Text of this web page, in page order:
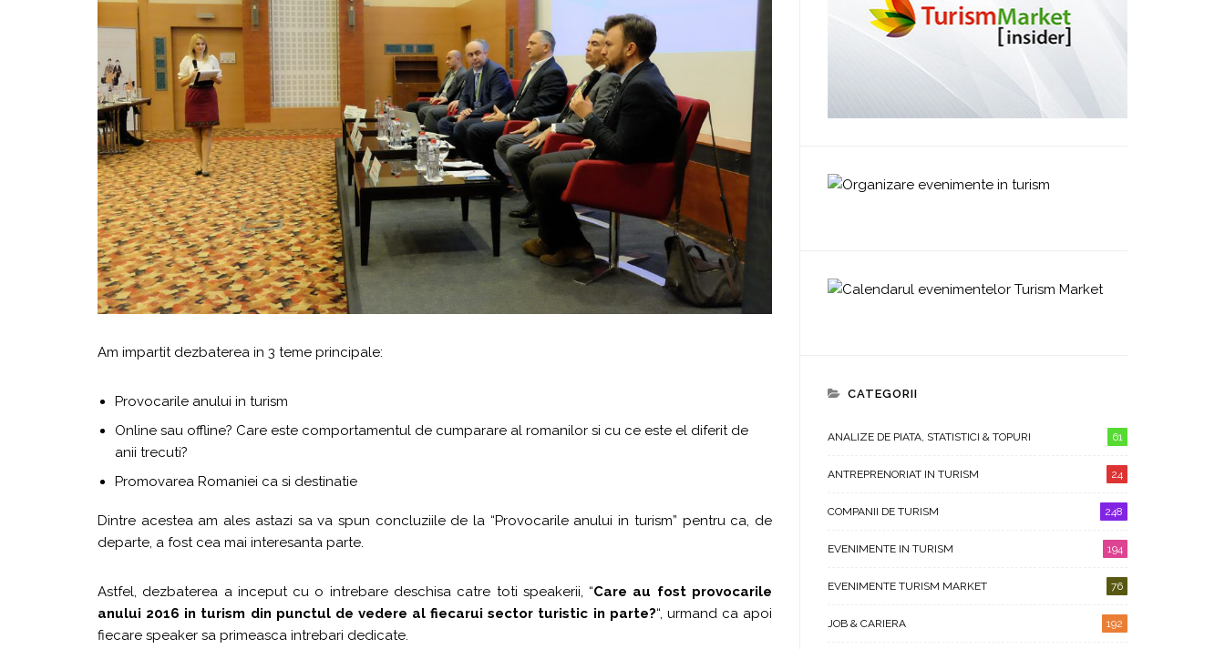
Am impartit dezbaterea in 3 teme principale:
Provocarile anului in turism
Online sau offline? Care este comportamentul de cumparare al romanilor si cu ce este el diferit de
anii trecuti?
Promovarea Romaniei ca si destinatie
Dintre acestea am ales astazi sa va spun concluziile de la “Provocarile anului in turism” pentru ca, de
departe, a fost cea mai interesanta parte.
Astfel, dezbaterea a inceput cu o intrebare deschisa catre toti speakerii, “Care au fost provocarile
anului 2016 in turism din punctul de vedere al fiecarui sector turistic in parte?“, urmand ca apoi
fiecare speaker sa primeasca intrebari dedicate.
CATEGORII
ANALIZE DE PIATA, STATISTICI & TOPURI 61
ANTREPRENORIAT IN TURISM 24
COMPANII DE TURISM 248
EVENIMENTE IN TURISM 194
EVENIMENTE TURISM MARKET 76
JOB & CARIERA 192